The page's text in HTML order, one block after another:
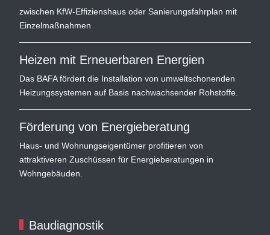
zwischen KfW-Effizienshaus oder Sanierungsfahrplan mit
Einzelmaßnahmen
Heizen mit Erneuerbaren Energien
Das BAFA fördert die Installation von umweltschonenden
Heizungssystemen auf Basis nachwachsender Rohstoffe.
Förderung von Energieberatung
Haus- und Wohnungseigentümer profitieren von
attraktiveren Zuschüssen für Energieberatungen in
Wohngebäuden.
Baudiagnostik